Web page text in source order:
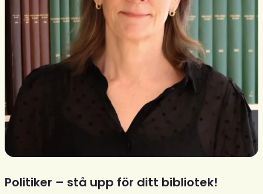
Politiker – stå upp för ditt bibliotek!